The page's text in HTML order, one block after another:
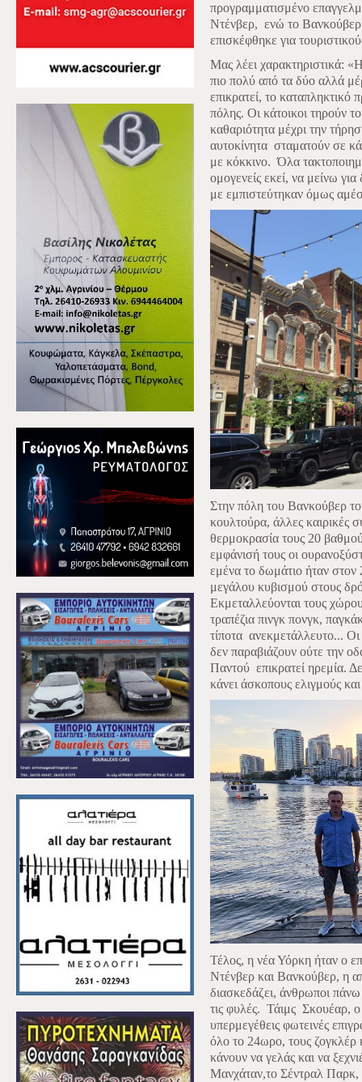
προγραμματισμένο
Ντένβερ, ενώ το
επισκέφθηκε για
Μας λέει χαρακτηριστικά:
πιο πολύ από τα δύο αλλά
επικρατεί, το καταπληκτικό
πόλης. Οι κάτοικοι τηρούν
καθαριότητα μέχρι την
αυτοκίνητα σταματούν σε
με κόκκινο. Όλα
ομογενείς εκεί, να μείνω
με εμπιστεύτηκαν όμως
Στην πόλη του Βανκούβερ
κουλτούρα, άλλες καιρικές
θερμοκρασία τους 20
εμφάνισή τους οι
εμένα το δωμάτιο ήταν στον
μεγάλου κυβισμού στους
Εκμεταλλεύονται τους
τραπέζια πινγκ πονγκ,
τίποτα ανεκμετάλλευτο...
δεν παραβιάζουν ούτε την
Παντού επικρατεί ηρεμία.
κάνει άσκοπους ελιγμούς
Τέλος, η νέα Υόρκη ήταν ο
Ντένβερ και Βανκούβερ, η
διασκεδάζει, άνθρωποι
τις φυλές. Τάιμς Σκουέαρ, ο
υπερμεγέθεις φωτεινές
όλο το 24ωρο, τους ζογκλέρ
κάνουν να γελάς και να
Μανχάταν,το Σέντραλ Παρκ,